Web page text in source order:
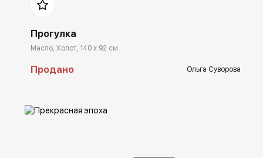
Прогулка
Масло, Холст, 140 x 92 см
Продано Ольга Суворова